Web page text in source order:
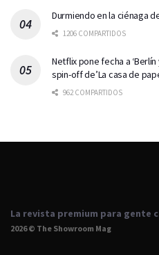
Durmiendo en la ciénaga
1206 COMPARTIDOS
Netflix pone fecha a
spin-off de’La casa de
962 COMPARTIDOS
La revista premium para gente
2026 © The Showroom Mag